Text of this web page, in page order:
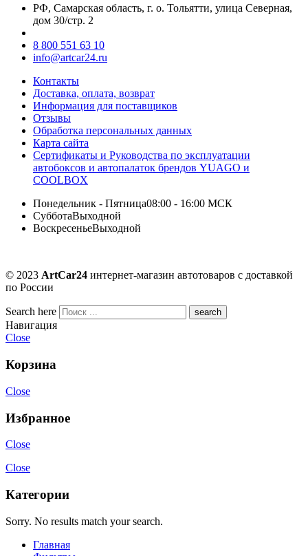
РФ, Самарская область, г. о. Тольятти, улица Северная,
дом 30/стр. 2
8 800 551 63 10
info@artcar24.ru
Контакты
Доставка, оплата, возврат
Информация для поставщиков
Отзывы
Обработка персональных данных
Карта сайта
Сертификаты и Руководства по эксплуатации
автобоксов и автопалаток брендов YUAGO и
COOLBOX
Понедельник - Пятница08:00 - 16:00 МСК
СубботаВыходной
ВоскресеньеВыходной
© 2023 ArtCar24 интернет-магазин автотоваров с доставкой
по России
Search here
Навигация
Close
Корзина
Close
Избранное
Close
Close
Категории
Sorry. No results match your search.
Главная